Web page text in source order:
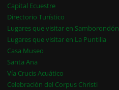
Capital Ecuestre
Directorio Turístico
Lugares que visitar en Samborondón
Lugares que visitar en La Puntilla
Casa Museo
Santa Ana
Vía Crucis Acuático
Celebración del Corpus Christi